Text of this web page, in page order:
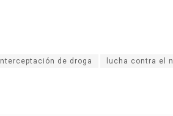
Interceptación de droga lucha contra el